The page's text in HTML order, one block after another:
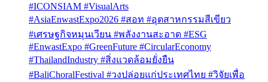
#ICONSIAM #VisualArts
#AsiaEnwastExpo2026 #สอท #อุตสาหกรรมสีเขียว
#เศรษฐกิจหมุนเวียน #พลังงานสะอาด #ESG
#EnwastExpo #GreenFuture #CircularEconomy
#ThailandIndustry #สิ่งแวดล้อมยั่งยืน
#BaliChoralFestival #วงปล่อยแก่ประเทศไทย #วิจัยเพื่อ